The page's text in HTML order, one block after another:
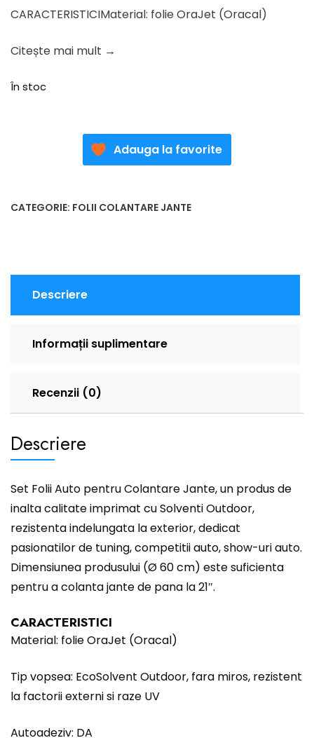
CARACTERISTICIMaterial: folie OraJet (Oracal)
Citește mai mult →
În stoc
Adauga la favorite
CATEGORIE: FOLII COLANTARE JANTE
Descriere
Informații suplimentare
Recenzii (0)
Descriere
Set Folii Auto pentru Colantare Jante, un produs de
inalta calitate imprimat cu Solventi Outdoor,
rezistenta indelungata la exterior, dedicat
pasionatilor de tuning, competitii auto, show-uri auto.
Dimensiunea produsului (Ø 60 cm) este suficienta
pentru a colanta jante de pana la 21″.
CARACTERISTICI
Material: folie OraJet (Oracal)
Tip vopsea: EcoSolvent Outdoor, fara miros, rezistent
la factorii externi si raze UV
Autoadeziv: DA